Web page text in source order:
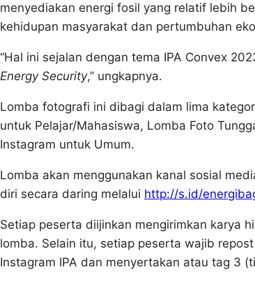
menyediakan energi fosil yang relatif lebih
kehidupan masyarakat dan pertumbuhan
“Hal ini sejalan dengan tema IPA Convex
Energy Security,” ungkapnya.
Lomba fotografi ini dibagi dalam lima
untuk Pelajar/Mahasiswa, Lomba Foto
Instagram untuk Umum.
Lomba akan menggunakan kanal sosial
diri secara daring melalui http://s.id/
Setiap peserta diijinkan mengirimkan karya
lomba. Selain itu, setiap peserta wajib
Instagram IPA dan menyertakan atau tag 3